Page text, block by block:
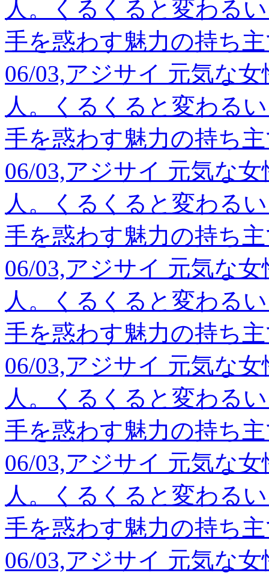
人。くるくると変わる
手を惑わす魅力の持ち
06/03,アジサイ 元気な
人。くるくると変わる
手を惑わす魅力の持ち
06/03,アジサイ 元気な
人。くるくると変わる
手を惑わす魅力の持ち
06/03,アジサイ 元気な
人。くるくると変わる
手を惑わす魅力の持ち
06/03,アジサイ 元気な
人。くるくると変わる
手を惑わす魅力の持ち
06/03,アジサイ 元気な
人。くるくると変わる
手を惑わす魅力の持ち
06/03,アジサイ 元気な